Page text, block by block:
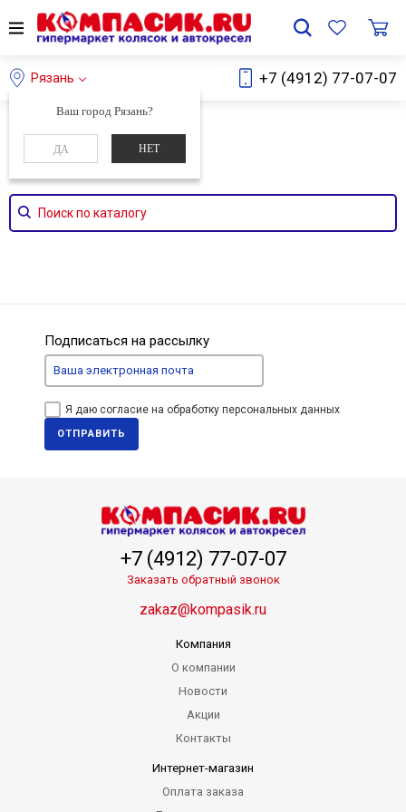
Рязань
Ваш город Рязань?
ДА НЕТ
+7 (4912) 77-07-07
Главная Каталог
Поиск по каталогу
Подписаться на рассылку
Я даю согласие на обработку персональных данных
ОТПРАВИТЬ
+7 (4912) 77-07-07
Заказать обратный звонок
zakaz@kompasik.ru
Компания
О компании
Новости
Акции
Контакты
Интернет-магазин
Оплата заказа